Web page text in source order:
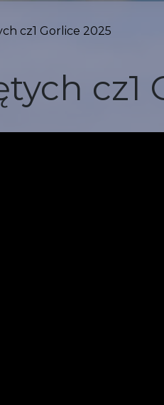
cz1 Gorlice 2025
cz1